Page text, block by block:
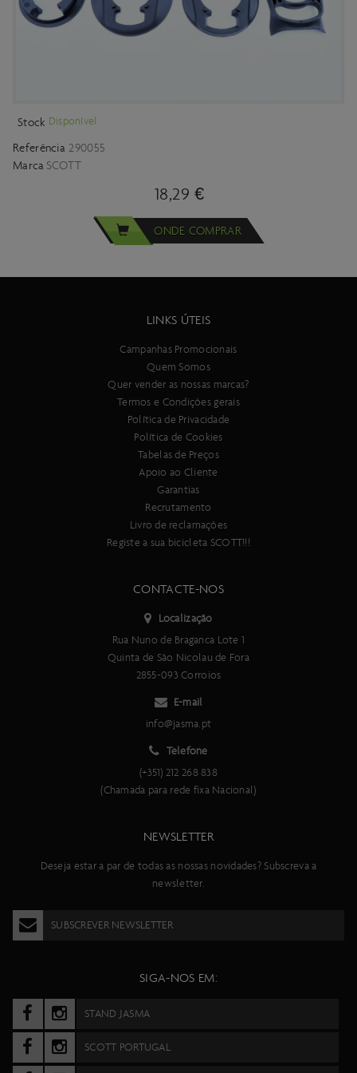
Stock Disponível
Referência 290055
Marca SCOTT
18,29 €
ONDE COMPRAR
LINKS ÚTEIS
Campanhas Promocionais
Quem Somos
Quer vender as nossas marcas?
Termos e Condições gerais
Política de Privacidade
Política de Cookies
Tabelas de Preços
Apoio ao Cliente
Garantias
Recrutamento
Livro de reclamações
Registe a sua bicicleta SCOTT!!!
CONTACTE-NOS
Localização
Rua Nuno de Braganca Lote 1
Quinta de São Nicolau de Fora
2855-093 Corroios
E-mail
info@jasma.pt
Telefone
(+351) 212 268 838
(Chamada para rede fixa Nacional)
NEWSLETTER
Deseja estar a par de todas as nossas novidades? Subscreva a
newsletter.
SUBSCREVER NEWSLETTER
SIGA-NOS EM:
STAND JASMA
SCOTT PORTUGAL